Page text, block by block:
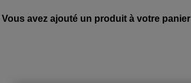
Vous avez ajouté un produit à votre panier